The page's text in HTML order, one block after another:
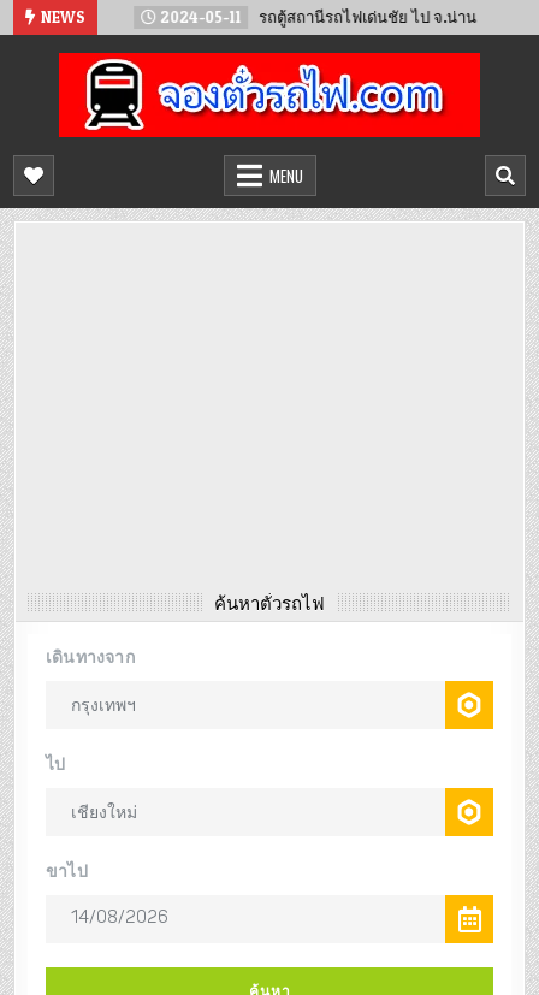
Skip NEWS
นทน์ 2024-05-11 รถตู้สถานีรถไฟเด่นชัย ไป จ.น่าน
จองตั๋วรถไฟออนไลน์
จำหน่ายตั๋วรถไฟล่วงหน้า จองได้ 24 ชั่วโมง
MENU
ค้นหาตั๋วรถไฟ